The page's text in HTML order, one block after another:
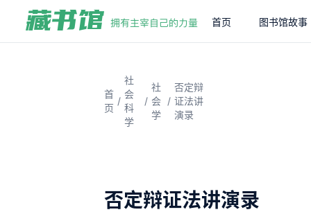
首页 图书馆故事
首
页
/
社
会
科
学
/
社
会
学
/
否定辩
证法讲
演录
否定辩证法讲演录